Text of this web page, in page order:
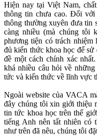
Hiện nay tại Việt Nam,
thông tin chưa cao. Đối với
thông thường xuyên đưa tin
càng nhiều (mà chúng tôi
phương tiện có trách
đủ kiến thức khoa học để
đề một cách chính xác
khá nhiều câu hỏi về
tức và kiến thức về lĩnh vực
Ngoài website của VACA
đây chúng tôi xin giới thiệu
tin tức khoa học trên thế
tiếng Anh nên tất nhiên có
như trên đã nêu, chúng tôi